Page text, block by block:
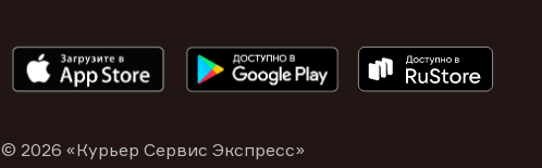
© 2026 «Курьер Сервис Экспресс»